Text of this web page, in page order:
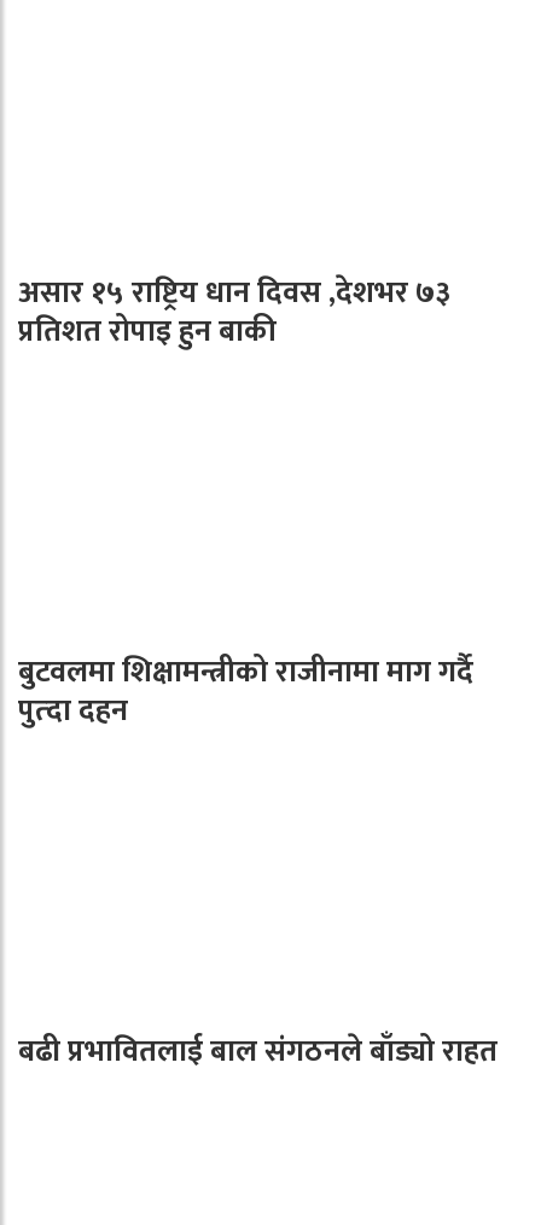
असार १५ राष्ट्रिय धान दिवस ,देशभर ७३
प्रतिशत रोपाइ हुन बाकी
बुटवलमा शिक्षामन्त्रीको राजीनामा माग गर्दै
पुत्दा दहन
बढी प्रभावितलाई बाल संगठनले बाँड्यो राहत